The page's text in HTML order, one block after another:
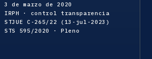
3 de marzo de 2020
IRPH · control transparencia
STJUE C-265/22 (13-jul-2023)
STS 595/2020 · Pleno